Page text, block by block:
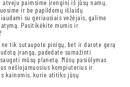
atveju paimsime įrenginį iš jūsų namų,
ir be papildomų išlaidų
su geriausiais vežėjais, galime
Pasitikėkite mumis ir
tik sutaupote pinigų, bet ir darote gerą
įrangą, padedate sumažinti
mūsų planetą. Mūsų pasiūlymas
nešiojamuosius kompiuterius ir
kainomis, kurie atitiks jūsų